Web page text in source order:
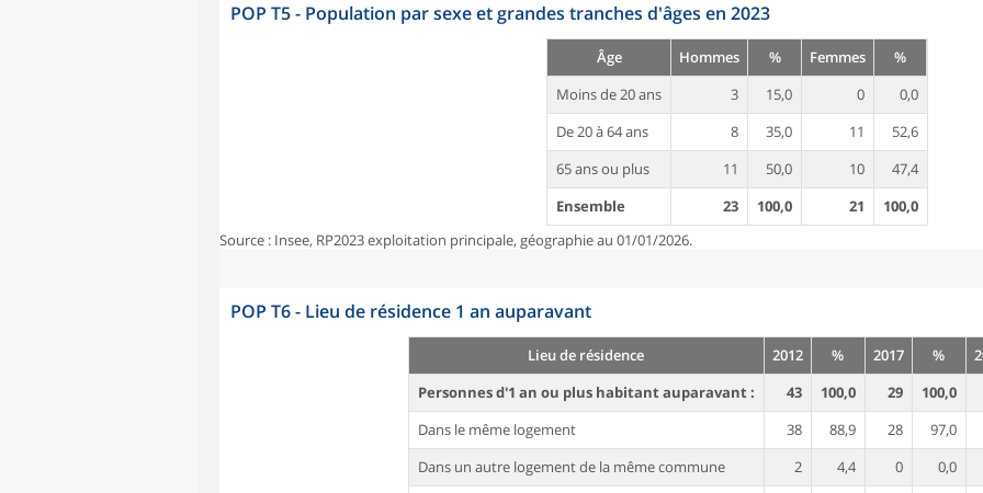
POP T5 - Population par sexe et grandes tranches d'âges en 2023
Âge Hommes % Femmes
%
Moins de 20 ans
3 15,0 0
0,0
De 20 à 64 ans
8 35,0 11
52,6
65 ans ou plus
11 50,0 10
47,4
Ensemble
23 100,0 21
100,0
Source : Insee, RP2023 exploitation principale, géographie au 01/01/2026.
POP T6 - Lieu de résidence 1 an auparavant
Lieu de résidence 2012 % 2017 %
Personnes d'1 an ou plus habitant auparavant :
43 100,0 29
100,0
Dans le même logement
38 88,9 28
97,0
Dans un autre logement de la même commune
2 4,4 0
0,0